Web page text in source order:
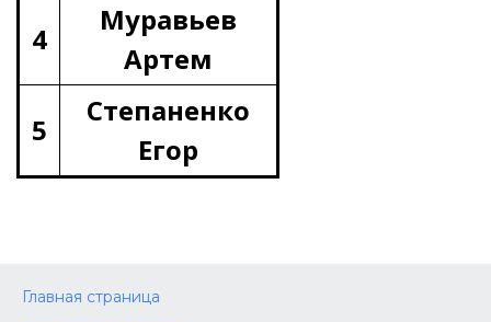
4
Муравьев
Артем
5
Степаненко
Егор
Главная страница